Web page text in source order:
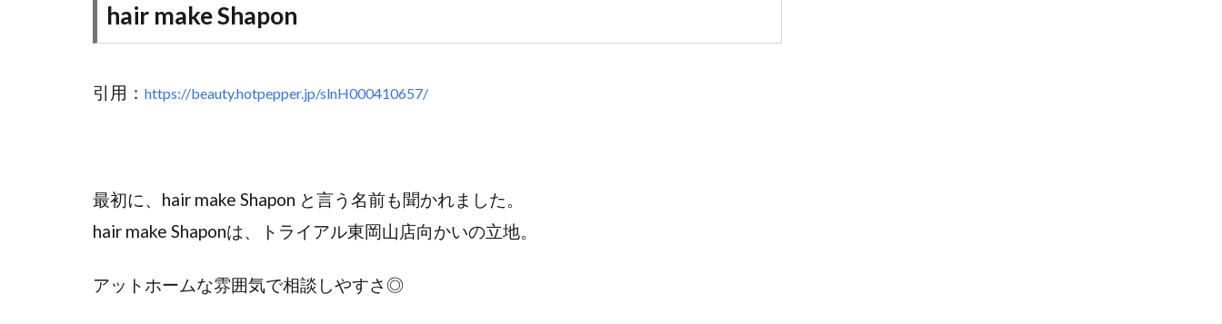
hair make Shapon
引用： https://beauty.hotpepper.jp/slnH000410657/
最初に、hair make Shapon と言う名前も聞かれました。
hair make Shaponは、トライアル東岡山店向かいの立地。
アットホームな雰囲気で相談しやすさ◎